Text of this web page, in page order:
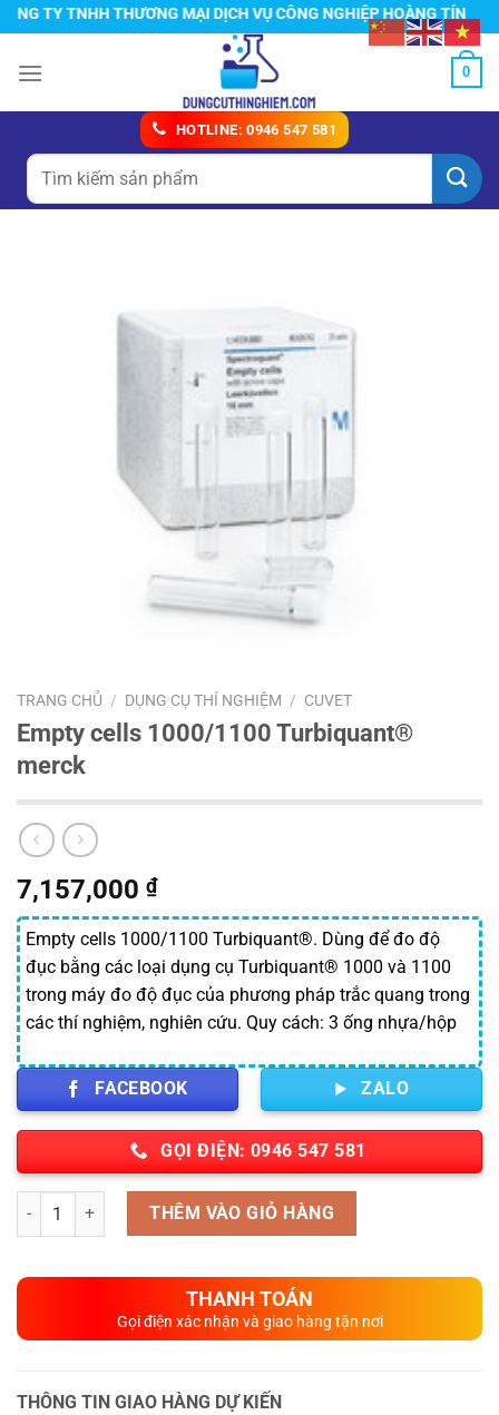
Chuyển
đến
nội
TY TNHH THƯƠNG MẠI DỊCH VỤ CÔNG NGHIỆP HOÀNG TÍN
0
HOTLINE: 0946 547 581
Tìm
kiếm:
TRANG CHỦ / DỤNG CỤ THÍ NGHIỆM / CUVET
Empty cells 1000/1100 Turbiquant®
merck
7,157,000 ₫
Empty cells 1000/1100 Turbiquant®. Dùng để đo độ
đục bằng các loại dụng cụ Turbiquant® 1000 và 1100
trong máy đo độ đục của phương pháp trắc quang trong
các thí nghiệm, nghiên cứu. Quy cách: 3 ống nhựa/hộp
FACEBOOK ZALO
GỌI ĐIỆN: 0946 547 581
Số lượng THÊM VÀO GIỎ HÀNG
THANH TOÁN
Gọi điện xác nhận và giao hàng tận nơi
THÔNG TIN GIAO HÀNG DỰ KIẾN